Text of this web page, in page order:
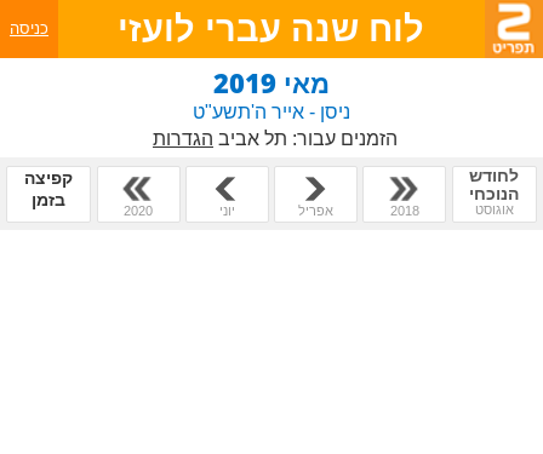
לוח שנה עברי לועזי כניסה
מאי 2019
ניסן - אייר ה'תשע"ט
הזמנים עבור: תל אביב הגדרות
לחודש
הנוכחי
אוגוסט 2018 אפריל יוני 2020
קפיצה
בזמן